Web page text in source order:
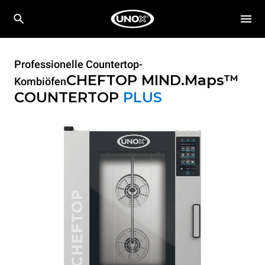
Professionelle Countertop-
KombiöfenCHEFTOP MIND.Maps™
COUNTERTOP PLUS